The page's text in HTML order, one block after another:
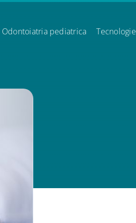
Odontoiatria pediatrica Tecnologie